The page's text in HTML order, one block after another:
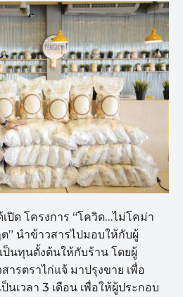
เปิด โครงการ “โควิด…ไม่โคม่า
” นำข้าวสารไปมอบให้กับผู้
ป็นทุนตั้งต้นให้กับร้าน โดยผู้
ารตราไก่แจ้ มาปรุงขาย เพื่อ
นเวลา 3 เดือน เพื่อให้ผู้ประกอบ